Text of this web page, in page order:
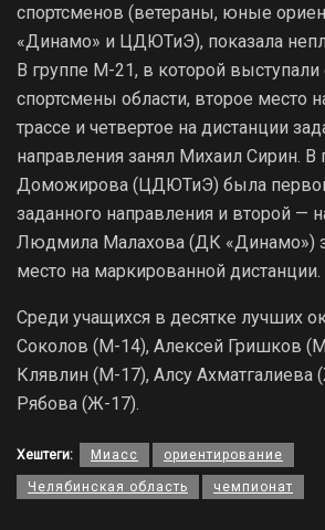
спортсменов (ветераны, юные
«Динамо» и ЦДЮТиЭ), показала
В группе М-21, в которой
спортсмены области, второе место
трассе и четвертое на дистанции
направления занял Михаил Сирин.
Доможирова (ЦДЮТиЭ) была
заданного направления и второй —
Людмила Малахова (ДК «Динамо»)
место на маркированной дистанции.
Среди учащихся в десятке лучших
Соколов (М-14), Алексей Гришков
Клявлин (М-17), Алсу Ахматгалиева
Рябова (Ж-17).
Хештеги: Миасс ориентирование
Челябинская область чемпионат